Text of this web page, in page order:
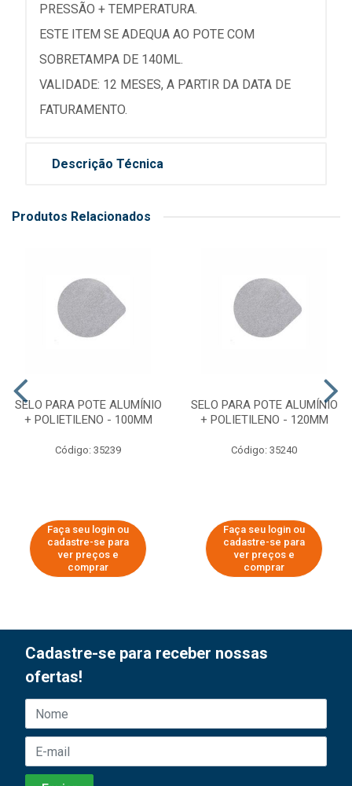
PRESSÃO + TEMPERATURA.
ESTE ITEM SE ADEQUA AO POTE COM
SOBRETAMPA DE 140ML.
VALIDADE: 12 MESES, A PARTIR DA DATA DE
FATURAMENTO.
Descrição Técnica
Produtos Relacionados
SELO PARA POTE ALUMÍNIO
+ POLIETILENO - 100MM
Código: 35239
Faça seu login ou
cadastre-se para
ver preços e
comprar
SELO PARA POTE ALUMÍNIO
+ POLIETILENO - 120MM
Código: 35240
Faça seu login ou
cadastre-se para
ver preços e
comprar
Cadastre-se para receber nossas
ofertas!